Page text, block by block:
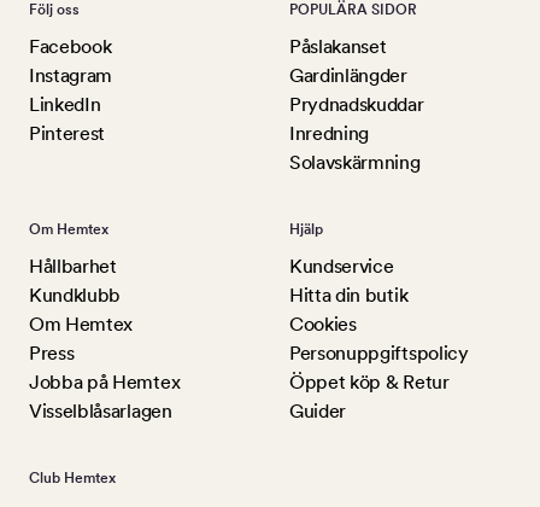
Följ oss
Facebook
Instagram
LinkedIn
Pinterest
POPULÄRA SIDOR
Påslakanset
Gardinlängder
Prydnadskuddar
Inredning
Solavskärmning
Om Hemtex
Hållbarhet
Kundklubb
Om Hemtex
Press
Jobba på Hemtex
Visselblåsarlagen
Hjälp
Kundservice
Hitta din butik
Cookies
Personuppgiftspolicy
Öppet köp & Retur
Guider
Club Hemtex